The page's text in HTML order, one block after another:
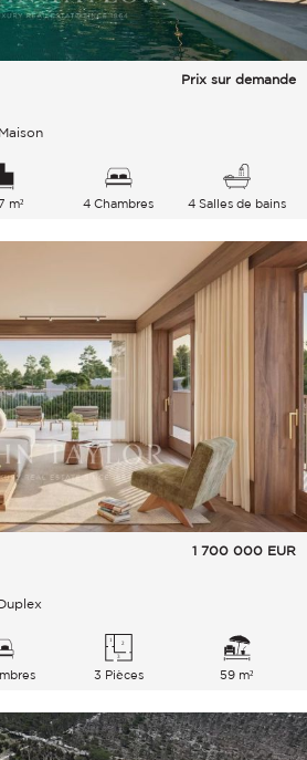
Prix sur demande
Maison
m² 4 Chambres 4 Salles de bains
1 700 000 EUR
3 Pièces 59 m²